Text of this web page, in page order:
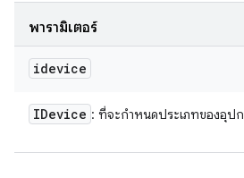
พารามิเตอร์
idevice
IDevice : ที่จะกำหนดประเภทของอุป